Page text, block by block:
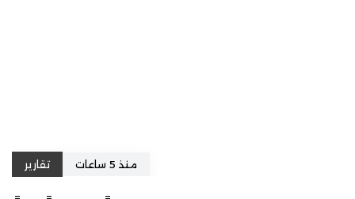
منذ 5 ساعات تقارير